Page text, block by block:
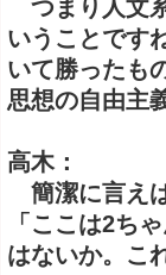
つまり人文
いうことです
いて勝ったも
思想の自由主
高木：
簡潔に言え
「ここは2ち
はないか。こ